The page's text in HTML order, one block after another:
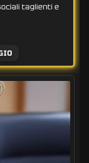
taglienti e